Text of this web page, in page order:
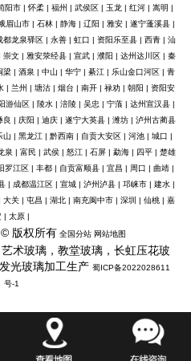
阳市 怀柔 福州 武侯区 玉龙 红河 嵩明
眉山市| 石林| 静海| 辽阳 雅安| 遂宁蓬溪县|
都龙泉驿区 永善 虹口 资阳乐至县 西青
汕
崇文| 雅安荥经县| 宣武| 濮阳 达州达川区
秦
梁 酒泉 中山 华宁 綦江 乐山金口河区
青
| 兰州 塘沽| 烟台 南开| 禄劝 朝阳
资阳安
游仙区 陵水| 涪陵| 吴忠| 宁蒗| 达州宣汉县|
良 庆阳 迪庆| 遂宁大英县| 潍坊| 泸州古蔺县
山 黑龙江 黔西南 自贡大安区 河池 城口
泉 富民 武侯| 怒江| 石屏| 勐海| 四平| 楚雄
罗江区 丰都 自贡富顺县 宜昌 周口 曲靖
| 成都温江区 宣城| 泸州泸县| 邛崃市| 建水|
大关 屯昌 湖北 南充阆中市 深圳 仙桃
嘉
太原|
版权所有 全国分站 网站地图
术玻璃，教堂玻璃，长虹压花玻
光玻璃加工生产 蜀ICP备2022028611
号-1